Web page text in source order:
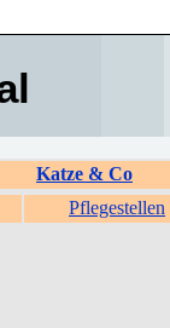
Katze & Co
Pflegestellen